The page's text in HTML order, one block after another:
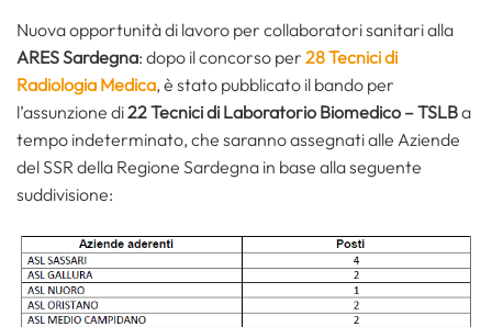
Nuova opportunità di lavoro per collaboratori sanitari alla
ARES Sardegna: dopo il concorso per 28 Tecnici di
Radiologia Medica, è stato pubblicato il bando per
l’assunzione di22 Tecnici di Laboratorio Biomedico – TSLBa
tempo indeterminato, che saranno assegnati alle Aziende
del SSR della Regione Sardegna in base alla seguente
suddivisione: